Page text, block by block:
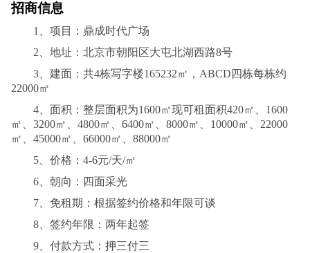
招商信息
1、项目：鼎成时代广场
2、地址：北京市朝阳区大屯北湖西路8号
3、建面：共4栋写字楼165232㎡，ABCD四栋每栋约
22000㎡
4、面积：整层面积为1600㎡现可租面积420㎡、1600
㎡、3200㎡、 4800㎡、6400㎡、8000㎡、10000㎡、22000
㎡、45000㎡、66000㎡、88000㎡
5、价格：4-6元/天/㎡
6、朝向：四面采光
7、免租期：根据签约价格和年限可谈
8、签约年限：两年起签
9、付款方式：押三付三